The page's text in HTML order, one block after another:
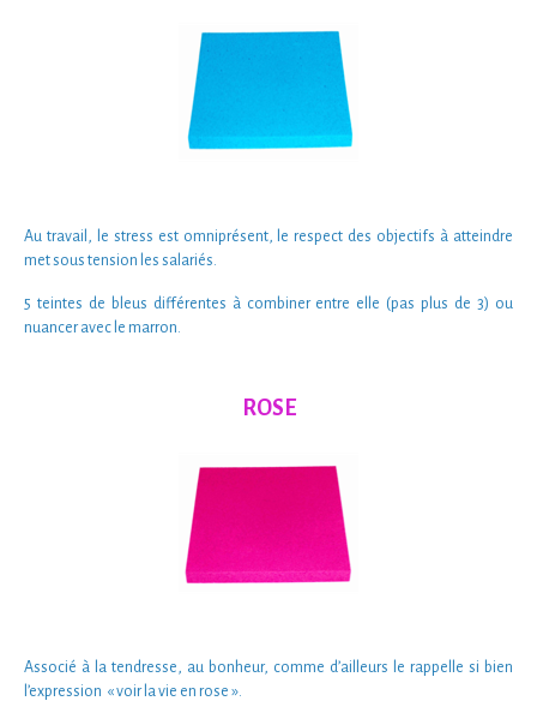
Au travail, le stress est omniprésent, lerespect des objectifs à atteindre
metsous tension les salariés.
5 teintes de bleus différentes à combiner entre elle (pas plus de 3) ou
nuancer avec le marron.
ROSE
Associé à la tendresse, au bonheur, comme d’ailleurs le rappelle si bien
l’expression « voir la vie en rose ».